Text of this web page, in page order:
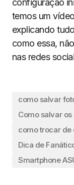
configuração
temos um
explicando
como essa,
nas redes
como salvar
Como salvar
como trocar de
Dica de
Smartphone